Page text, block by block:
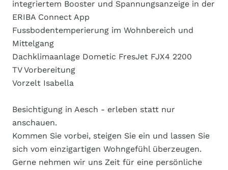
integriertem Booster und Spannungsanzeige in der
ERIBA Connect App
Fussbodentemperierung im Wohnbereich und
Mittelgang
Dachklimaanlage Dometic FresJet FJX4 2200
TV Vorbereitung
Vorzelt Isabella
Besichtigung in Aesch - erleben statt nur
anschauen.
Kommen Sie vorbei, steigen Sie ein und lassen Sie
sich vom einzigartigen Wohngefühl überzeugen.
Gerne nehmen wir uns Zeit für eine persönliche